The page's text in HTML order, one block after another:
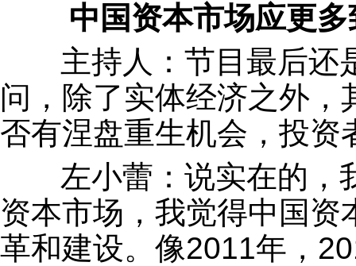
中国资本市场应更
主持人：节目最后还
问，除了实体经济之外
否有涅盘重生机会，投资
左小蕾：说实在的，
资本市场，我觉得中国
革和建设。像2011年，